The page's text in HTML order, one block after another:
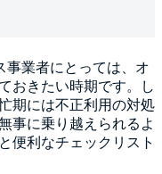
事業者にとっては、オ
おきたい時期です。し
期には不正利用の対処
事に乗り越えられるよ
便利なチェックリスト